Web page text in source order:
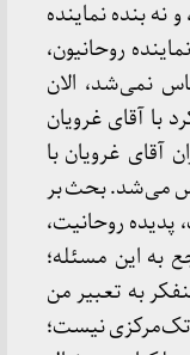
بنده نماینده
روحانیون،
نمی‌شد، الان
با آقای غرویان
غرویان با
می‌شد. بحث بر
روحانیت،
به این مسئله؛
به تعبیر من
نیست؛